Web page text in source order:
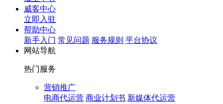
威客中心
立即入驻
帮助中心
新手入门 常见问题 服务规则 平台协议
网站导航
热门服务
营销推广
电商代运营 商业计划书 新媒体代运营